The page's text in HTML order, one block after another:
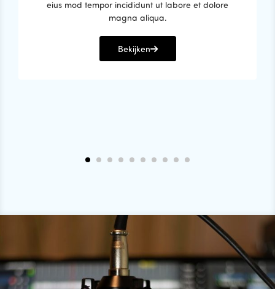
eius mod tempor incididunt ut labore et dolore
magna aliqua.
Bekijken